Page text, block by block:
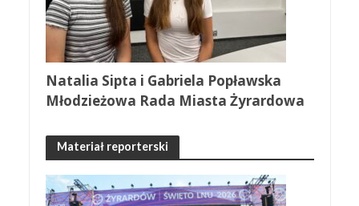
Natalia Sipta i Gabriela Popławska
Młodzieżowa Rada Miasta Żyrardowa
Materiał reporterski